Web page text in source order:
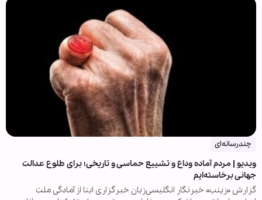
چندرسانه‌ای
ویدیو | مردم آماده وداع و تشییع حماسی و تاریخی؛ برای طلوع عدالت
جهانی برخاسته‌ایم
گزارش «زینب» خبرنگار انگلیسی‌زبان خبرگزاری ابنا از آمادگی ملت